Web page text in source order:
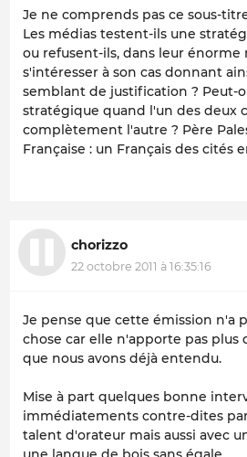
Je ne comprends pas ce sous-
Les médias testent-ils une
ou refusent-ils, dans leur énorme
s'intéresser à son cas donnant
semblant de justification ? Peut-
stratégique quand l'un des deux
complètement l'autre ? Père
Française : un Français des cités
chorizzo
22 octobre 2011 à 16:35:16
Je pense que cette émission n'a
chose car elle n'apporte pas
que nous avons déjà entendu.
Mise à part quelques bonne
immédiatements contre-dites
talent d'orateur mais aussi avec